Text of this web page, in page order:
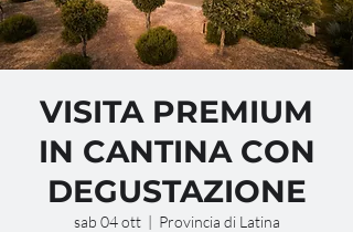
VISITA PREMIUM
IN CANTINA CON
DEGUSTAZIONE
sab 04 ott
  |
Provincia di Latina